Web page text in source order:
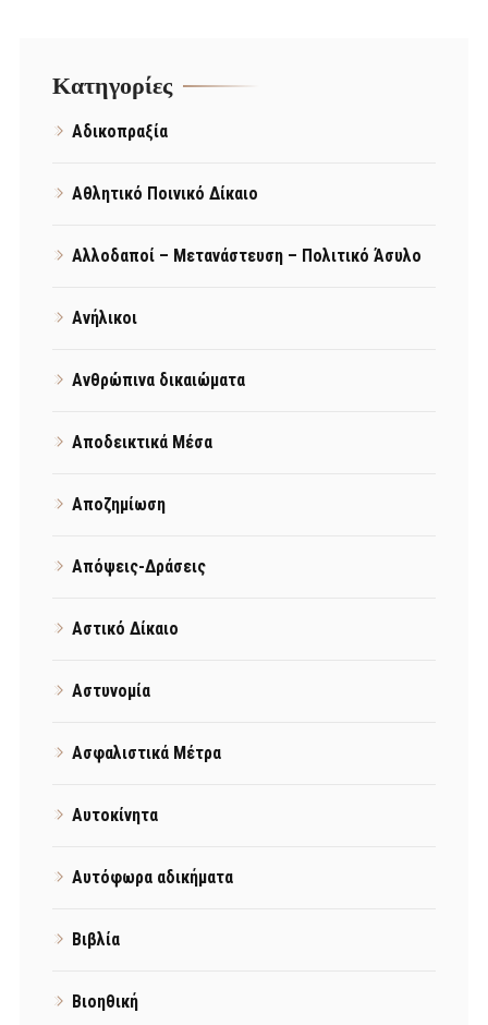
Kατηγορίες
Αδικοπραξία
Αθλητικό Ποινικό Δίκαιο
Αλλοδαποί – Μετανάστευση – Πολιτικό Άσυλο
Ανήλικοι
Ανθρώπινα δικαιώματα
Αποδεικτικά Μέσα
Αποζημίωση
Απόψεις-Δράσεις
Αστικό Δίκαιο
Αστυνομία
Ασφαλιστικά Μέτρα
Αυτοκίνητα
Αυτόφωρα αδικήματα
Βιβλία
Βιοηθική